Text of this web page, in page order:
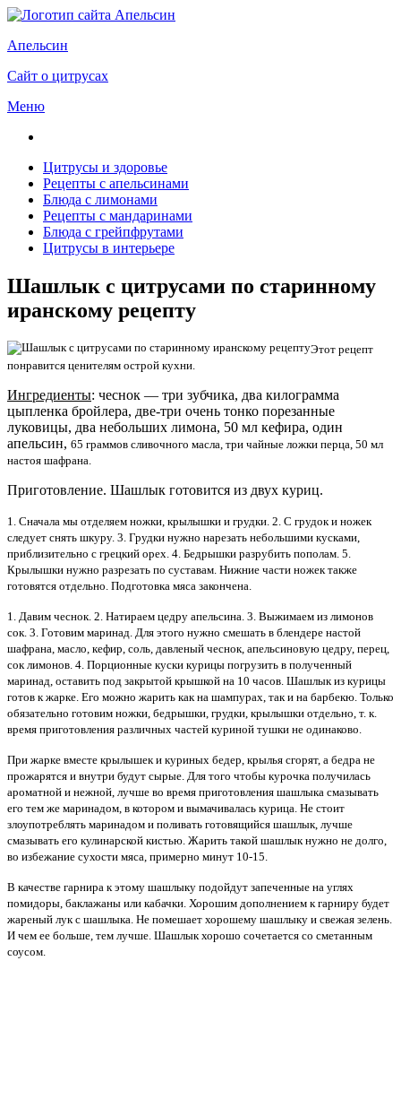
Апельсин
Сайт о цитрусах
Меню
Цитрусы и здоровье
Рецепты с апельсинами
Блюда с лимонами
Рецепты с мандаринами
Блюда с грейпфрутами
Цитрусы в интерьере
Шашлык с цитрусами по старинному
иранскому рецепту
Этот рецепт
понравится ценителям острой кухни.
Ингредиенты: чеснок — три зубчика, два килограмма
цыпленка бройлера, две-три очень тонко порезанные
луковицы, два небольших лимона, 50 мл кефира, один
апельсин, 65 граммов сливочного масла, три чайные ложки перца, 50 мл
настоя шафрана.
Приготовление. Шашлык готовится из двух куриц.
1. Сначала мы отделяем ножки, крылышки и грудки. 2. С грудок и ножек
следует снять шкуру. 3. Грудки нужно нарезать небольшими кусками,
приблизительно с грецкий орех. 4. Бедрышки разрубить пополам. 5.
Крылышки нужно разрезать по суставам. Нижние части ножек также
готовятся отдельно. Подготовка мяса закончена.
1. Давим чеснок. 2. Натираем цедру апельсина. 3. Выжимаем из лимонов
сок. 3. Готовим маринад. Для этого нужно смешать в блендере настой
шафрана, масло, кефир, соль, давленый чеснок, апельсиновую цедру, перец,
сок лимонов. 4. Порционные куски курицы погрузить в полученный
маринад, оставить под закрытой крышкой на 10 часов. Шашлык из курицы
готов к жарке. Его можно жарить как на шампурах, так и на барбекю. Только
обязательно готовим ножки, бедрышки, грудки, крылышки отдельно, т. к.
время приготовления различных частей куриной тушки не одинаково.
При жарке вместе крылышек и куриных бедер, крылья сгорят, а бедра не
прожарятся и внутри будут сырые. Для того чтобы курочка получилась
ароматной и нежной, лучше во время приготовления шашлыка смазывать
его тем же маринадом, в котором и вымачивалась курица. Не стоит
злоупотреблять маринадом и поливать готовящийся шашлык, лучше
смазывать его кулинарской кистью. Жарить такой шашлык нужно не долго,
во избежание сухости мяса, примерно минут 10-15.
В качестве гарнира к этому шашлыку подойдут запеченные на углях
помидоры, баклажаны или кабачки. Хорошим дополнением к гарниру будет
жареный лук с шашлыка. Не помешает хорошему шашлыку и свежая зелень.
И чем ее больше, тем лучше. Шашлык хорошо сочетается со сметанным
соусом.